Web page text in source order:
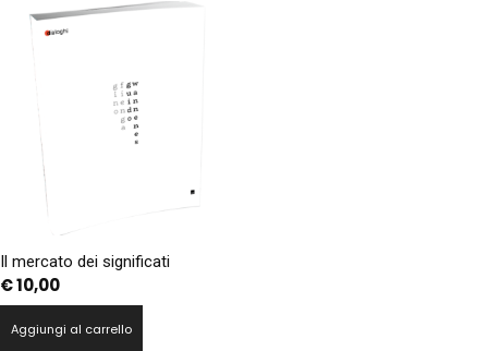
Il mercato dei significati
€10,00
Aggiungi al carrello